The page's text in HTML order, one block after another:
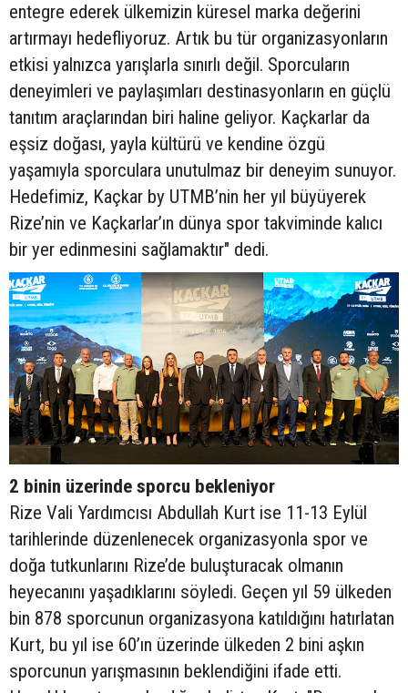
entegre ederek ülkemizin küresel marka değerini
artırmayı hedefliyoruz. Artık bu tür organizasyonların
etkisi yalnızca yarışlarla sınırlı değil. Sporcuların
deneyimleri ve paylaşımları destinasyonların en güçlü
tanıtım araçlarından biri haline geliyor. Kaçkarlar da
eşsiz doğası, yayla kültürü ve kendine özgü
yaşamıyla sporculara unutulmaz bir deneyim sunuyor.
Hedefimiz, Kaçkar by UTMB’nin her yıl büyüyerek
Rize’nin ve Kaçkarlar’ın dünya spor takviminde kalıcı
bir yer edinmesini sağlamaktır" dedi.
2 binin üzerinde sporcu bekleniyor
Rize Vali Yardımcısı Abdullah Kurt ise 11-13 Eylül
tarihlerinde düzenlenecek organizasyonla spor ve
doğa tutkunlarını Rize’de buluşturacak olmanın
heyecanını yaşadıklarını söyledi. Geçen yıl 59 ülkeden
bin 878 sporcunun organizasyona katıldığını hatırlatan
Kurt, bu yıl ise 60’ın üzerinde ülkeden 2 bini aşkın
sporcunun yarışmasının beklendiğini ifade etti.